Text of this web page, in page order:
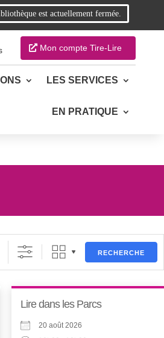
est actuellement fermée.
Mon compte Tire-Lire
LES SERVICES
EN PRATIQUE
RECHERCHE
Lire dans les Parcs
20 août 2026